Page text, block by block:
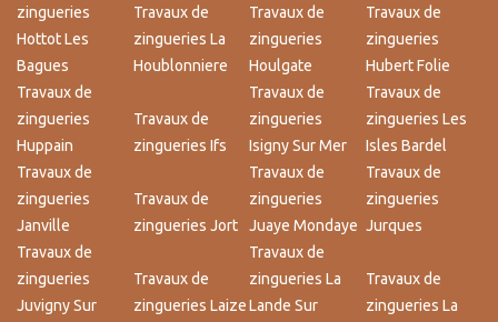
zingueries
Hottot Les
Bagues
Travaux de
zingueries La
Houblonniere
Travaux de
zingueries
Houlgate
Travaux de
zingueries
Hubert Folie
Travaux de
zingueries
Huppain
Travaux de
zingueries Ifs
Travaux de
zingueries
Isigny Sur Mer
Travaux de
zingueries Les
Isles Bardel
Travaux de
zingueries
Janville
Travaux de
zingueries Jort
Travaux de
zingueries
Juaye Mondaye
Travaux de
zingueries
Jurques
Travaux de
zingueries
Juvigny Sur
Travaux de
zingueries Laize
Travaux de
zingueries La
Lande Sur
Travaux de
zingueries La